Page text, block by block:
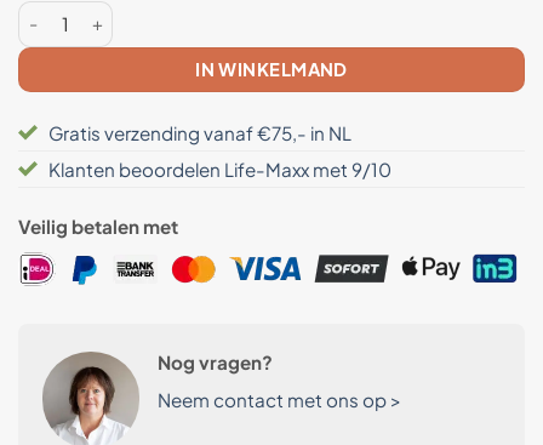
SILVER TWIN - Anti straling textiel Aantal
IN WINKELMAND
Gratis verzending vanaf €75,- in NL
Klanten beoordelen Life-Maxx met 9/10
Veilig betalen met
Nog vragen?
Neem contact met ons op >